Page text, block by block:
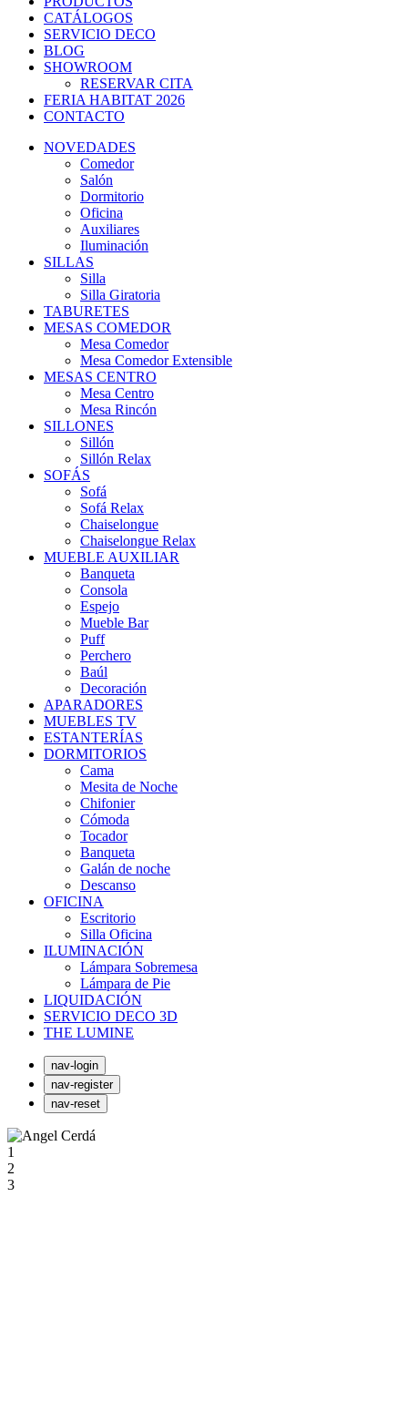
CATÁLOGOS
SERVICIO DECO
BLOG
SHOWROOM
RESERVAR CITA
FERIA HABITAT 2026
CONTACTO
NOVEDADES
Comedor
Salón
Dormitorio
Oficina
Auxiliares
Iluminación
SILLAS
Silla
Silla Giratoria
TABURETES
MESAS COMEDOR
Mesa Comedor
Mesa Comedor Extensible
MESAS CENTRO
Mesa Centro
Mesa Rincón
SILLONES
Sillón
Sillón Relax
SOFÁS
Sofá
Sofá Relax
Chaiselongue
Chaiselongue Relax
MUEBLE AUXILIAR
Banqueta
Consola
Espejo
Mueble Bar
Puff
Perchero
Baúl
Decoración
APARADORES
MUEBLES TV
ESTANTERÍAS
DORMITORIOS
Cama
Mesita de Noche
Chifonier
Cómoda
Tocador
Banqueta
Galán de noche
Descanso
OFICINA
Escritorio
Silla Oficina
ILUMINACIÓN
Lámpara Sobremesa
Lámpara de Pie
LIQUIDACIÓN
SERVICIO DECO 3D
THE LUMINE
nav-login
nav-register
nav-reset
1
2
3